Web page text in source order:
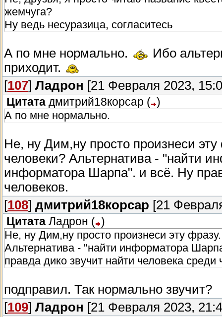
жемчуга?
Ну ведь несуразица, согласитесь
А по мне нормально.
Ибо
приходит.
[107] Ладрон [21 Февраля 2023,
Цитата дмитрий18корсар ( )
А по мне нормально.
Не, ну Дим,ну просто произнеси
человеки? Альтернатива - "найти
информатора Шарпа". и всё. Ну
человеков.
[108] дмитрий18корсар [21
Цитата Ладрон ( )
Не, ну Дим,ну просто произнеси эту
Альтернатива - "найти информатора
правда дико звучит найти человека среди
подправил. Так нормально звучит?
[109] Ладрон [21 Февраля 2023,